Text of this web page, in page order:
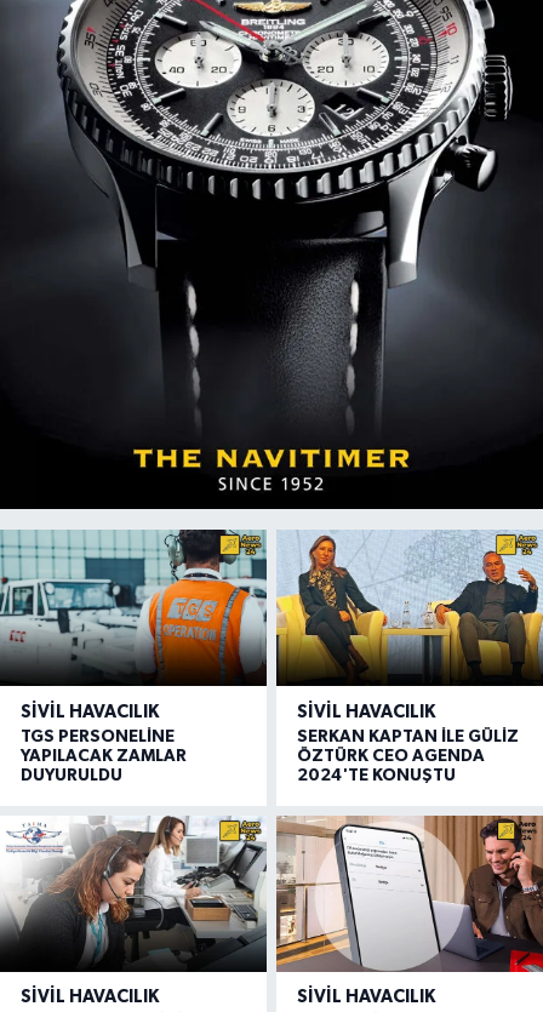
SIVIL HAVACILIK
TGS PERSONELİNE
YAPILACAK ZAMLAR
DUYURULDU
SIVIL HAVACILIK
SERKAN KAPTAN İLE GÜLİZ
ÖZTÜRK CEO AGENDA
2024'TE KONUŞTU
SIVIL HAVACILIK SIVIL HAVACILIK